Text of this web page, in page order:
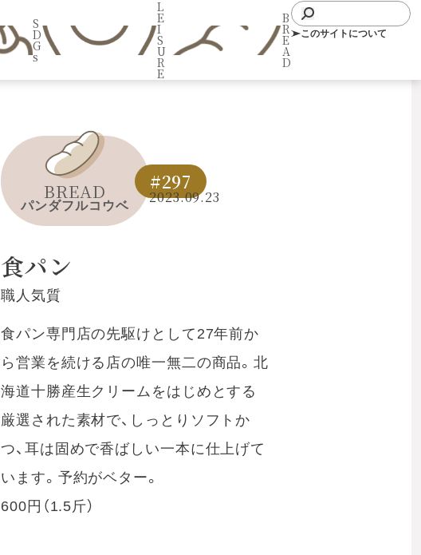
S
D
G
s
L
E
I
S
U
R
E
B
R
E
A
D
このサイトについて
BREAD
パンダフルコウベ
#297
2023.09.23
食パン
職人気質
食パン専門店の先駆けとして27年前か
ら営業を続ける店の唯一無二の商品。北
海道十勝産生クリームをはじめとする
厳選された素材で、しっとりソフトか
つ、耳は固めで香ばしい一本に仕上げて
います。予約がベター。
600円（1.5斤）